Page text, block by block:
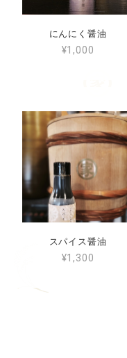
にんにく醤油
¥1,000
スパイス醤油
¥1,300